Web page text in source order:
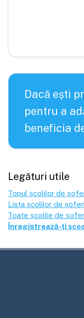
Dacă ești
pentru a
beneficia
Legături utile
Topul școlilor de
Lista școlilor de
Toate școlile de
Înregistrează-ți